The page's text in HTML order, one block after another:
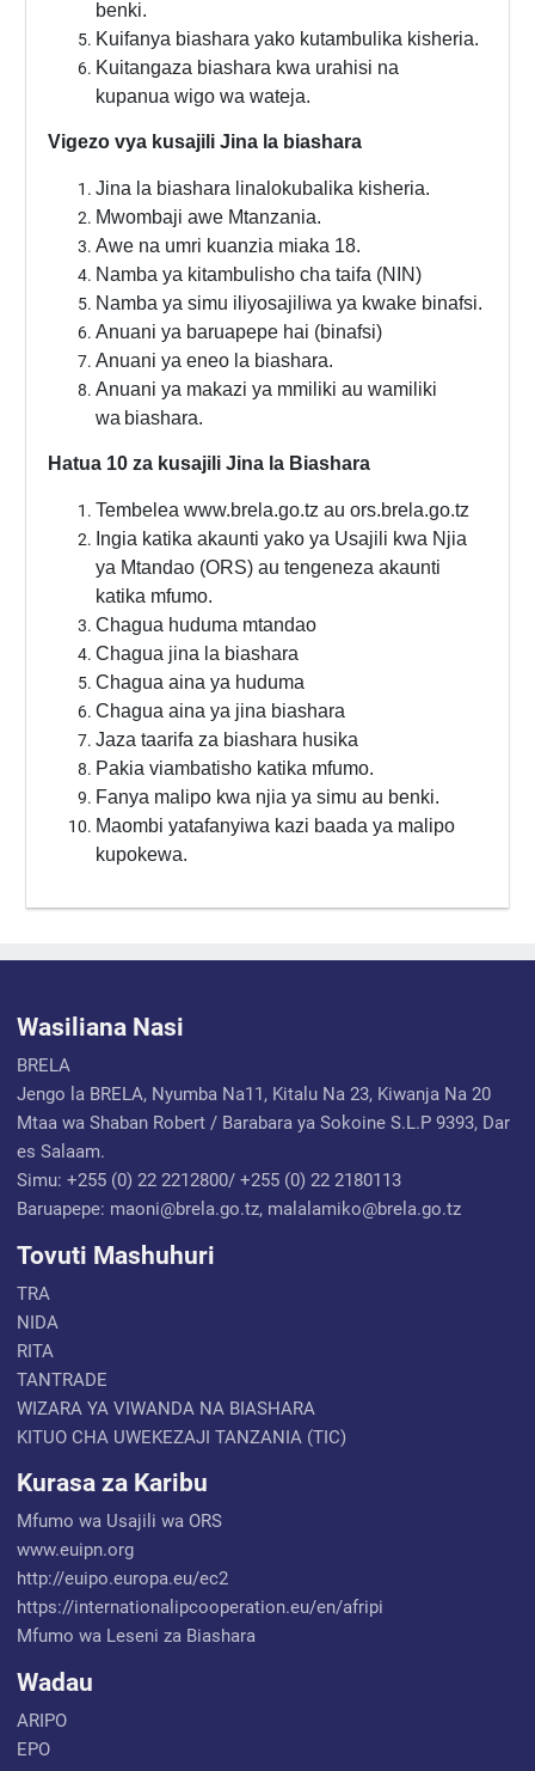
benki.
Kuifanya biashara yako kutambulika kisheria.
Kuitangaza biashara kwa urahisi na
kupanua wigo wa wateja.
Vigezo vya kusajili Jina la biashara
Jina la biashara linalokubalika kisheria.
Mwombaji awe Mtanzania.
Awe na umri kuanzia miaka 18.
Namba ya kitambulisho cha taifa (NIN)
Namba ya simu iliyosajiliwa ya kwake binafsi.
Anuani ya baruapepe hai (binafsi)
Anuani ya eneo la biashara.
Anuani ya makazi ya mmiliki au wamiliki
wa biashara.
Hatua 10 za kusajili Jina la Biashara
Tembelea www.brela.go.tz au ors.brela.go.tz
Ingia katika akaunti yako ya Usajili kwa Njia
ya Mtandao (ORS) au tengeneza akaunti
katika mfumo.
Chagua huduma mtandao
Chagua jina la biashara
Chagua aina ya huduma
Chagua aina ya jina biashara
Jaza taarifa za biashara husika
Pakia viambatisho katika mfumo.
Fanya malipo kwa njia ya simu au benki.
Maombi yatafanyiwa kazi baada ya malipo
kupokewa.
Wasiliana Nasi
BRELA
Jengo la BRELA, Nyumba Na11, Kitalu Na 23, Kiwanja Na 20
Mtaa wa Shaban Robert / Barabara ya Sokoine S.L.P 9393, Dar
es Salaam.
Simu: +255 (0) 22 2212800/ +255 (0) 22 2180113
Baruapepe: maoni@brela.go.tz, malalamiko@brela.go.tz
Tovuti Mashuhuri
TRA
NIDA
RITA
TANTRADE
WIZARA YA VIWANDA NA BIASHARA
KITUO CHA UWEKEZAJI TANZANIA (TIC)
Kurasa za Karibu
Mfumo wa Usajili wa ORS
www.euipn.org
http://euipo.europa.eu/ec2
https://internationalipcooperation.eu/en/afripi
Mfumo wa Leseni za Biashara
Wadau
ARIPO
EPO